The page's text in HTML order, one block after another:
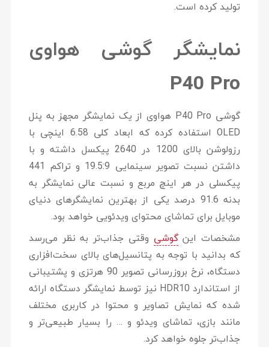
تولید کرده است.
نمایشگر گوشی هواوی
P40 Pro
گوشی P40 Pro هواوی از یک نمایشگر مجهز به پنل
OLED استفاده کرده که ابعاد کلی 6.58 اینچی با
رزولوشن بالای 1200 در 2640 پیکسل داشته و با
داشتن نسبت تصویر سینمایی 19.5:9 و تراکم 441
پیکسلی در هر اینچ مربع و نسبت عالی نمایشگر به
بدنه 91.6 درصد یکی از بهترین نمایشگرهای دنیای
موبایل برای تماشای محتوای ویدئویی خواهد بود.
مشخصات اینگوشی وقتی جذاب‌تر به نظر می‌رسد
که بدانید با توجه به پتانسیل‌های بالای سخت‌افزاری
دستگاه، نرخ بروزرسانی تصویر 90 هرتزی و پشتیبانی
از استاندارد HDR10 نیز توسط نمایشگر دستگاه ارائه
شده که نمایش تصاویر و محتوا در کاربری مختلف
مانند بازی، تماشای ویدئو و … را بسیار طبیعی‌تر و
جذاب‌تر جلوه خواهد کرد.